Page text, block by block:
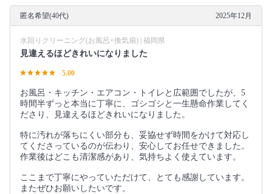
匿名希望(40代) 2025年12月
水回りクリーニング(お風呂×換気扇) | 福岡県
見違えるほどきれいになりました
5.00
お風呂・キッチン・エアコン・トイレと広範囲でしたが、5
時間半ずっと本当に丁寧に、ゴシゴシと一生懸命作業してく
ださり、見違えるほどきれいになりました。
特に汚れが落ちにくい部分も、妥協せず時間をかけて対応し
てくださっているのが伝わり、安心してお任せできました。
作業後はどこも清潔感があり、気持ちよく使えています。
ここまで丁寧にやっていただけて、とても感謝しています。
またぜひお願いしたいです。